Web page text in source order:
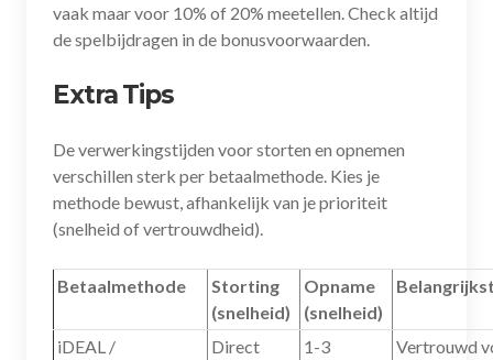
vaak maar voor 10% of 20% meetellen. Check altijd
de spelbijdragen in de bonusvoorwaarden.
Extra Tips
De verwerkingstijden voor storten en opnemen
verschillen sterk per betaalmethode. Kies je
methode bewust, afhankelijk van je prioriteit
(snelheid of vertrouwdheid).
Betaalmethode
Storting
(snelheid)
Opname
(snelheid)
iDEAL /
Direct
1-3
Vertrouwd